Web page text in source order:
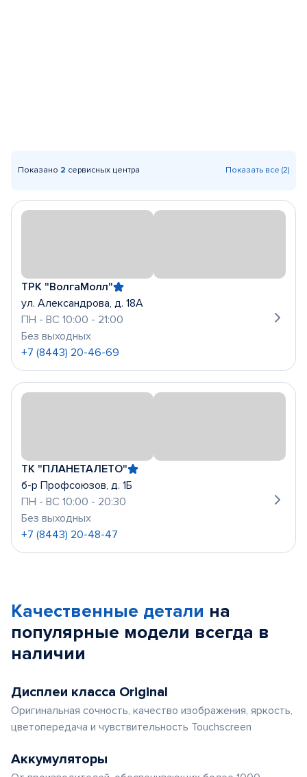
Показано 2 сервисных центра Показать все (2)
ТРК "ВолгаМолл"
ул. Александрова, д. 18А
ПН - ВС 10:00 - 21:00
Без выходных
+7 (8443) 20-46-69
ТК "ПЛАНЕТАЛЕТО"
б-р Профсоюзов, д. 1Б
ПН - ВС 10:00 - 20:30
Без выходных
+7 (8443) 20-48-47
Качественные детали на
популярные модели всегда в
наличии
Дисплеи класса Original
Оригинальная сочность, качество изображения, яркость,
цветопередача и чувствительность Touchscreen
Аккумуляторы